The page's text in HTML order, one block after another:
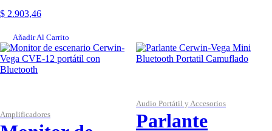
$ 2.903,46
Añadir Al Carrito
Amplificadores
Audio Portátil y Accesorios
Parlante